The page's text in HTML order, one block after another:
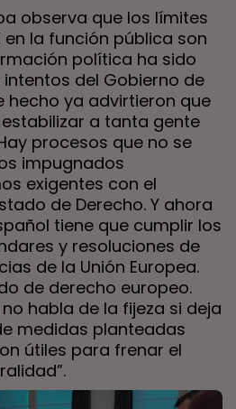
observa que los límites
la función pública son
política ha sido
del Gobierno de
hecho ya advirtieron que
a tanta gente
procesos que no se
impugnados
exigentes con el
de Derecho. Y ahora
tiene que cumplir los
y resoluciones de
de la Unión Europea.
de derecho europeo.
habla de la fijeza si deja
medidas planteadas
útiles para frenar el